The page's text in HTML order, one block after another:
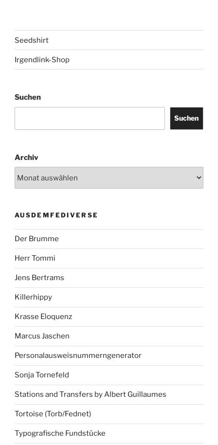
Seedshirt
Irgendlink-Shop
Suchen
Suchen
Archiv
AUSDEMFEDIVERSE
Der Brumme
Herr Tommi
Jens Bertrams
Killerhippy
Krasse Eloquenz
Marcus Jaschen
Personalausweisnummerngenerator
Sonja Tornefeld
Stations and Transfers by Albert Guillaumes
Tortoise (Torb/Fednet)
Typografische Fundstücke